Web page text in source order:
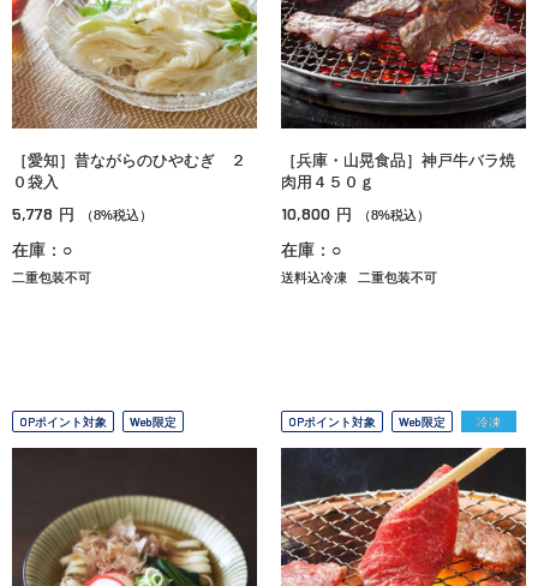
［愛知］昔ながらのひやむぎ ２
０袋入
5,778 円 （8%税込）
在庫：○
二重包装不可
［兵庫・山晃食品］神戸牛バラ焼
肉用４５０ｇ
10,800 円 （8%税込）
在庫：○
送料込冷凍 二重包装不可
OPポイント対象 Web限定 OPポイント対象 Web限定 冷凍